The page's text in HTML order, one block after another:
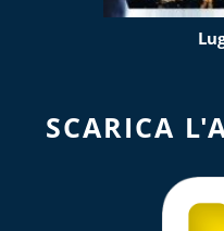
SCARICA